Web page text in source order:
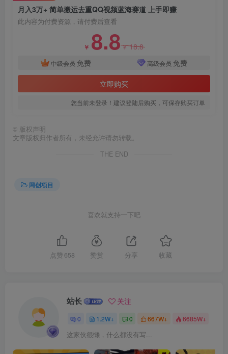
月入3万+ 简单搬运去重QQ视频蓝海赛道 上手即赚
此内容为付费资源，请付费后查看
￥ 8.8￥18.8
中级会员 免费 高级会员 免费
立即购买
您当前未登录！建议登陆后购买，可保存购买订单
© 版权声明
文章版权归作者所有，未经允许请勿转载。
THE END
网创项目
喜欢就支持一下吧
点赞 658 赞赏 分享 收藏
站长 关注
0 1.2W+ 0 667W+ 6685W+
这家伙很懒，什么都没有写...